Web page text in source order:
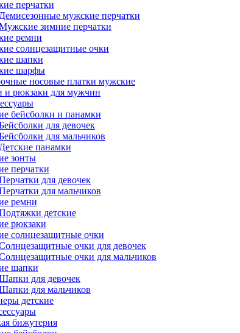
перчатки
Демисезонные мужские перчатки
зимние перчатки
ремни
солнцезащитные очки
шапки
шарфы
носовые платки мужские
и рюкзаки для мужчин
бейсболки и панамки
для девочек
для мальчиков
Детские панамки
зонты
перчатки
для девочек
для мальчиков
ремни
детские
рюкзаки
солнцезащитные очки
очки для девочек
очки для мальчиков
шапки
для девочек
для мальчиков
детские
бижутерия